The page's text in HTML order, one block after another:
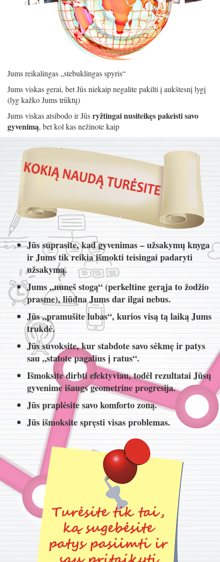
Jums reikalingas „stebuklingas spyris“
Jums viskas gerai, bet Jūs niekaip negalite pakilti į aukštesnį lygį
(lyg kažko Jums trūktų)
Jums viskas atsibodo ir Jūsryžtingai nusiteikęs pakeisti savo
gyvenimą, bet kol kas nežinote kaip
Jūs suprasite, kad gyvenimas – užsakymų knyga
ir Jums tik reikia išmokti teisingai padaryti
užsakymą.
Jums „nuneš stogą“ (perkeltine gerąja to žodžio
prasme), liūdna Jums dar ilgai nebus.
Jūs „pramušite lubas“, kurios visą tą laiką Jums
trukdė.
Jūs suvoksite, kur stabdote savo sėkmę ir patys
sau „statote pagalius į ratus“.
Išmoksite dirbti efektyviau, todėl rezultatai Jūsų
gyvenime išaugs geometrine progresija.
Jūs praplėsite savo komforto zoną.
Jūs išmoksite spręsti visas problemas.